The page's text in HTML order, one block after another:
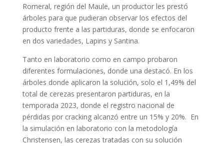
Romeral, región del Maule, un productor les prestó
árboles para que pudieran observar los efectos del
producto frente a las partiduras, donde se enfocaron
en dos variedades, Lapins y Santina.
Tanto en laboratorio como en campo probaron
diferentes formulaciones, donde una destacó. En los
árboles donde aplicaron la solución, solo el 1,49% del
total de cerezas presentaron partiduras, en la
temporada 2023, donde el registro nacional de
pérdidas por cracking alcanzó entre un 15% y 20%. En
la simulación en laboratorio con la metodología
Christensen, las cerezas tratadas con su solución